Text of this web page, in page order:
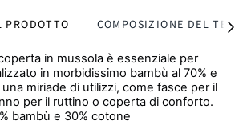
PRODOTTO COMPOSIZIONE DEL Vedi
in mussola è essenziale per
in morbidissimo bambù al 70% e
miriade di utilizzi, come fasce per il
per il ruttino o coperta di conforto.
bambù e 30% cotone